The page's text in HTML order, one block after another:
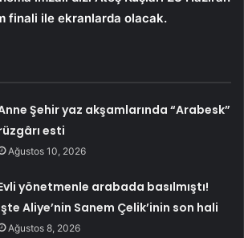
finali ile ekranlarda olacak.
Şehir yaz akşamlarında “Arabesk”
esti
Ağustos 10, 2026
yönetmenle arabada basılmıştı!
Aliye’nin Sanem Çelik’inin son hali
Ağustos 8, 2026